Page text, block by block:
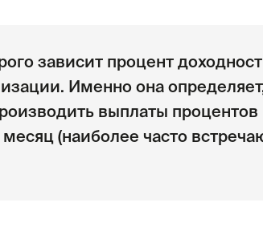
зависит процент
Именно она
выплаты процентов
(наиболее часто